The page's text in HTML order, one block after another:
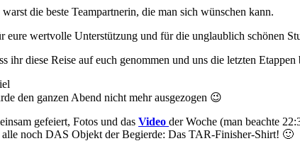
die beste Teampartnerin, die man sich wünschen kann.
eure wertvolle Unterstützung und für die unglaublich schönen
ihr diese Reise auf euch genommen und uns die letzten
den ganzen Abend nicht mehr ausgezogen 😉
gefeiert, Fotos und das Video der Woche (man beachte
noch DAS Objekt der Begierde: Das TAR-Finisher-Shirt! 🙂